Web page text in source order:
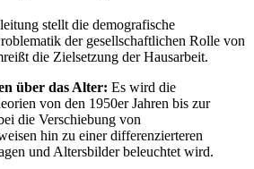
stellt die demografische
der gesellschaftlichen Rolle von
die Zielsetzung der Hausarbeit.
über das Alter: Es wird die
von den 1950er Jahren bis zur
die Verschiebung von
hin zu einer differenzierteren
und Altersbilder beleuchtet wird.